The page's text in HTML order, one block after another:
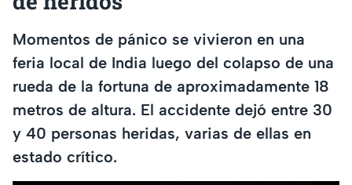
Momentos de pánico se vivieron en una
feria local de India luego del colapso de una
rueda de la fortuna de aproximadamente 18
metros de altura. El accidente dejó entre 30
y 40 personas heridas, varias de ellas en
estado crítico.